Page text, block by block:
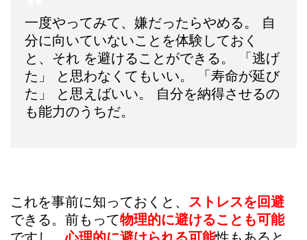
一度やってみて、嫌だったらやめる。 自
分に向いていないことを体験しておく
と、それ を避けることができる。 「逃げ
た」 と思わなくてもいい。 「寿命が延び
た」 と思えばいい。 自分を納得させるの
も能力のうちだ。
これを事前に知っておくと、 ストレスを回避
できる。前もって物理的に避けることも可能